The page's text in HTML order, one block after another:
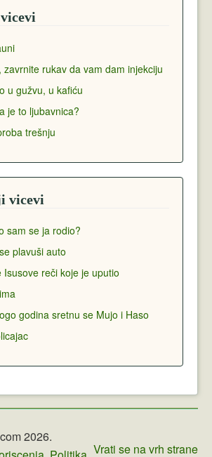
zavrnite rukav da vam dam injekciju
u gužvu, u kafiću
je to ljubavnica?
trešnju
vicevi
sam se ja rodio?
plavuši auto
Isusove reči koje je uputio
godina sretnu se Mujo i Haso
Vrati se na vrh strane
2026.